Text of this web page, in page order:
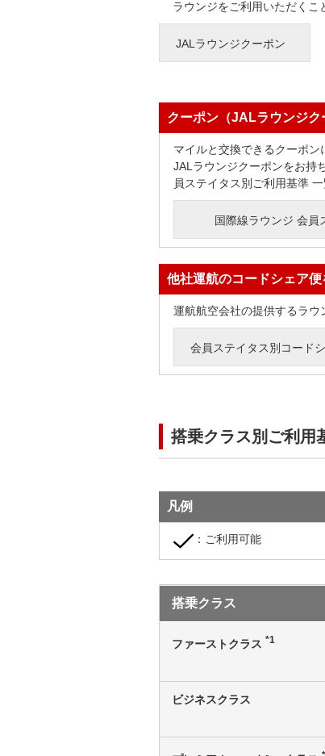
ラウンジをご利用いただくこ
JALラウンジクーポン
クーポン（JALラウンジク
マイルと交換できるクーポン
JALラウンジクーポンをお持
員ステイタス別ご利用基準
国際線ラウンジ 会員
他社運航のコードシェア
運航航空会社の提供するラウ
会員ステイタス別コード
搭乗クラス別ご利用
凡例
：ご利用可能
搭乗クラス
ファーストクラス *1
ビジネスクラス